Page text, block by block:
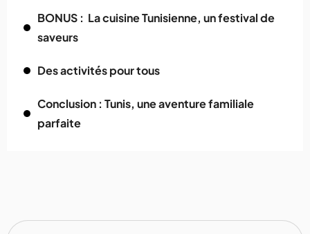
BONUS : La cuisine Tunisienne, un festival de
saveurs
Des activités pour tous
Conclusion : Tunis, une aventure familiale
parfaite